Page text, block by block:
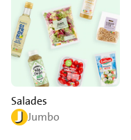
Salades
Jumbo